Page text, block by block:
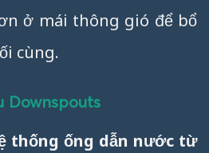
ở mái thông gió để bổ
cùng.
Downspouts
thống ống dẫn nước từ